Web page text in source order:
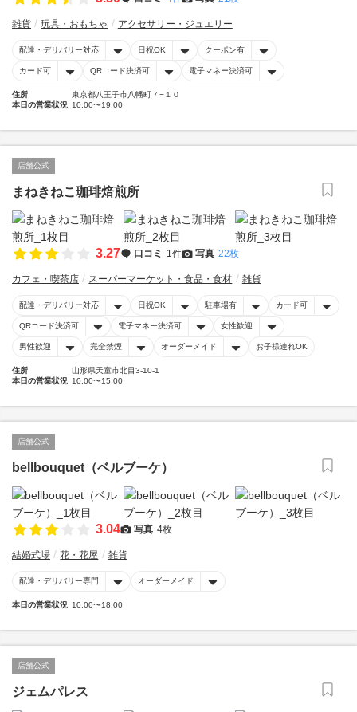
雑貨 玩具・おもちゃ アクセサリー・ジュエリー
配達・デリバリー対応 日祝OK クーポン有
カード可 QRコード決済可 電子マネー決済可
住所
東京都八王子市八幡町７−１０
本日の営業状況 10:00〜19:00
店舗公式
まねきねこ珈琲焙煎所
3.27 口コミ 1件 写真 22枚
カフェ・喫茶店 スーパーマーケット・食品・食材 雑貨
配達・デリバリー対応 日祝OK 駐車場有 カード可
QRコード決済可 電子マネー決済可 女性歓迎
男性歓迎 完全禁煙 オーダーメイド お子様連れOK
住所
山形県天童市北目3-10-1
本日の営業状況 10:00〜15:00
店舗公式
bellbouquet（ベルブーケ）
3.04 写真 4枚
結婚式場 花・花屋 雑貨
配達・デリバリー専門 オーダーメイド
本日の営業状況 10:00〜18:00
店舗公式
ジェムパレス